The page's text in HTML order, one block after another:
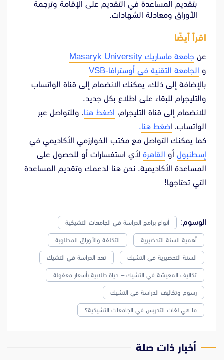
بتقديم المساعدة في التقديم على الإقامة وترجمة
الأوراق ومعادلة الشهادات.
اقرأ أيضًا
عن جامعة ماساريك Masaryk University
و الجامعة التقنية في أوسترافا-VSB
بالإضافة إلى ذلك، يمكنك الانضمام إلى قناة الواتساب
والتليجرام للبقاء على اطلاع بكل جديد.
للانضمام إلى قناة التليجرام، اضغط هنا، وللتواصل عبر
الواتساب، اضغط هنا.
كما يمكنك التواصل مع مكتب الخوارزمي الأكاديمي في
إسطنبول أو القاهرة لأي استفسارات أو للحصول على
المساعدة الأكاديمية. نحن هنا لدعمك وتقديم المساعدة
التي تحتاجها!
الوسوم: أنواع برامج الدراسة في الجامعات التشيكية
أهمية السنة التحضيرية التكلفة والأوراق المطلوبة
السنة التحضيرية في التشيك تعد الدراسة في التشيك
تكاليف المعيشة في التشيك – حياة طلابية بأسعار معقولة
رسوم وتكاليف الدراسة في التشيك
ما هي لغات التدريس في الجامعات التشيكية؟
‫أخبار ذات صلة